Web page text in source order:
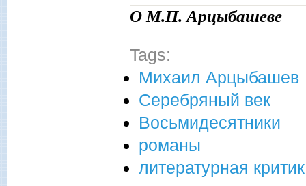
О М.П. Арцыбашеве
Tags:
Михаил Арцыбашев
Серебряный век
Восьмидесятники
романы
литературная